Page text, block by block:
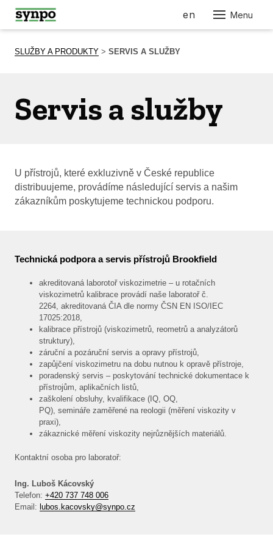
Menu
cs
en
SLUŽBY A PRODUKTY > SERVIS A SLUŽBY
Servis a služby
U přístrojů, které exkluzivně v České republice
distribuujeme, provádíme následující servis a našim
zákazníkům poskytujeme technickou podporu.
Technická podpora a servis přístrojů Brookfield
akreditovaná laborotoř viskozimetrie – u rotačních
viskozimetrů kalibrace provádí naše laboratoř č.
2264, akreditovaná ČIA dle normy ČSN EN ISO/IEC
17025:2018,
kalibrace přístrojů (viskozimetrů, reometrů a analyzátorů
struktury),
záruční a pozáruční servis a opravy přístrojů,
zapůjčení viskozimetru na dobu nutnou k opravě přístroje,
poradenský servis – poskytování technické dokumentace k
přístrojům, aplikačních listů,
zaškolení obsluhy, kvalifikace (IQ, OQ,
PQ), semináře zaměřené na reologii (měření viskozity v
praxi),
zákaznické měření viskozity nejrůznějších materiálů.
Kontaktní osoba pro laboratoř:
Ing. Luboš Kácovský
Telefon: +420 737 748 006
Email: lubos.kacovsky@synpo.cz